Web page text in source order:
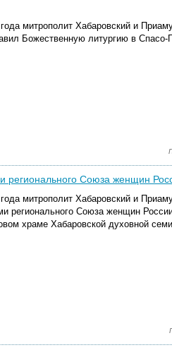
митрополит Хабаровский и
Божественную литургию в
регионального Союза женщин
митрополит Хабаровский и
регионального Союза женщин
храме Хабаровской духовной